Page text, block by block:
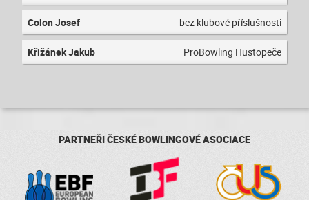
Colon Josef bez klubové příslušnosti
Křižánek Jakub ProBowling Hustopeče
PARTNEŘI ČESKÉ BOWLINGOVÉ ASOCIACE